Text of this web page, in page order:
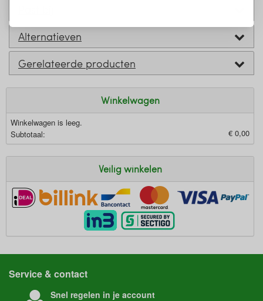
Alternatieven
Gerelateerde producten
Winkelwagen
Winkelwagen is leeg.
Subtotaal:
€ 0,00
Veilig winkelen
Service & contact
Snel regelen in je account